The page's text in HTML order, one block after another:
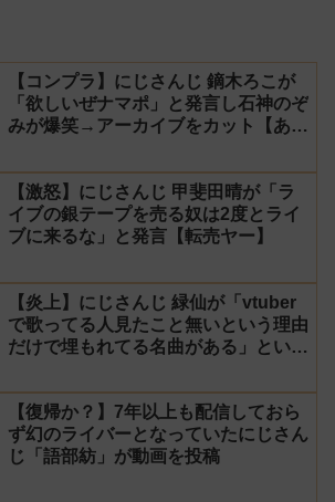
【コンプラ】にじさんじ 鏑木ろこが
「欲しいぜナマポ」と発言し石神のぞ
みが爆笑→アーカイブをカット【あら
【激怒】にじさんじ 甲斐田晴が「ラ
イブの銀テープを売る奴は2度とライ
ブに来るな」と発言【転売ヤー】
【炎上】にじさんじ 緑仙が「vtuber
で歌ってる人見たこと無いという理由
だけで埋もれてる名曲がある」という
【復帰か？】7年以上も配信しておら
ず幻のライバーとなっていたにじさん
じ「語部紡」が動画を投稿